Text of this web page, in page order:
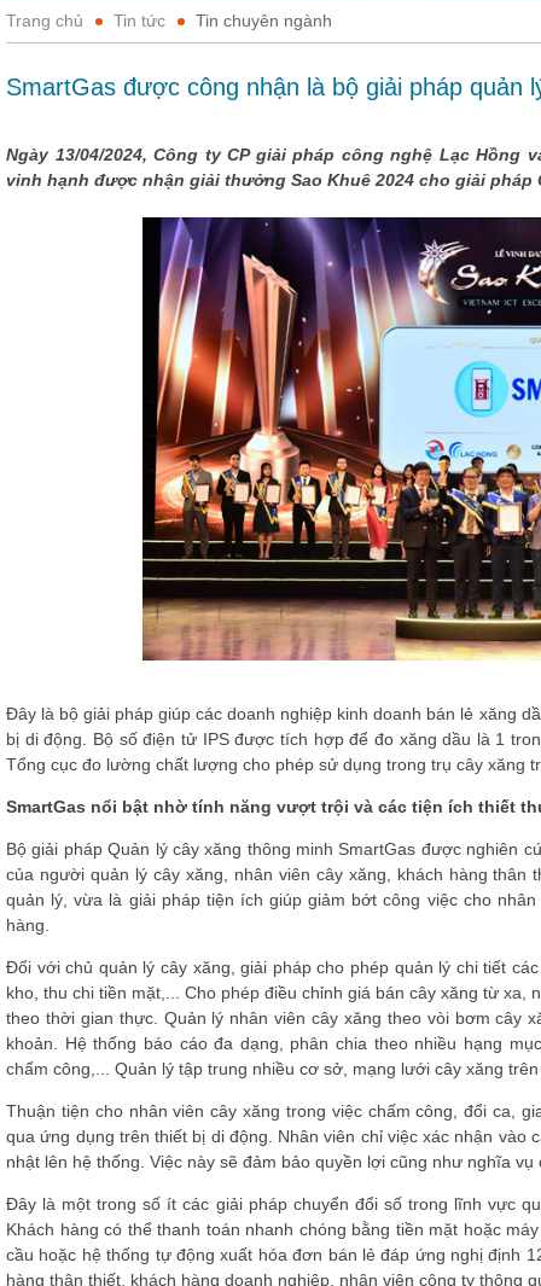
Trang chủ Tin tức Tin chuyên ngành
SmartGas được công nhận là bộ giải pháp quản
Ngày 13/04/2024, Công ty CP giải pháp công nghệ Lạc Hồng
vinh hạnh được nhận giải thưởng Sao Khuê 2024 cho giải
Đây là bộ giải pháp giúp các doanh nghiệp kinh doanh bán lẻ xăng
bị di động. Bộ số điện tử IPS được tích hợp để đo xăng dầu là 1
Tổng cục đo lường chất lượng cho phép sử dụng trong trụ cây xăng
SmartGas nổi bật nhờ tính năng vượt trội và các tiện ích thiết
Bộ giải pháp Quản lý cây xăng thông minh SmartGas được nghiên
của người quản lý cây xăng, nhân viên cây xăng, khách hàng
quản lý, vừa là giải pháp tiện ích giúp giảm bớt công việc cho
hàng.
Đối với chủ quản lý cây xăng, giải pháp cho phép quản lý chi tiết
kho, thu chi tiền mặt,... Cho phép điều chỉnh giá bán cây xăng từ xa,
theo thời gian thực. Quản lý nhân viên cây xăng theo vòi bơm cây
khoản. Hệ thống báo cáo đa dạng, phân chia theo nhiều hạng
chấm công,... Quản lý tập trung nhiều cơ sở, mạng lưới cây xăng
Thuận tiện cho nhân viên cây xăng trong việc chấm công, đổi ca,
qua ứng dụng trên thiết bị di động. Nhân viên chỉ việc xác nhận
nhật lên hệ thống. Việc này sẽ đảm bảo quyền lợi cũng như nghĩa
Đây là một trong số ít các giải pháp chuyển đổi số trong lĩnh vực
Khách hàng có thể thanh toán nhanh chóng bằng tiền mặt hoặc
cầu hoặc hệ thống tự động xuất hóa đơn bán lẻ đáp ứng nghị định
hàng thân thiết, khách hàng doanh nghiệp, nhân viên công ty thông